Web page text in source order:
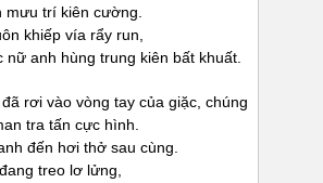
mưu trí kiên cường.
khiếp vía rẩy run,
nữ anh hùng trung kiên bất khuất.
đã rơi vào vòng tay của giặc, chúng
tra tấn cực hình.
đến hơi thở sau cùng.
treo lơ lửng,